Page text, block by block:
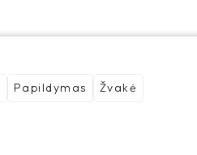
Papildymas Žvakė